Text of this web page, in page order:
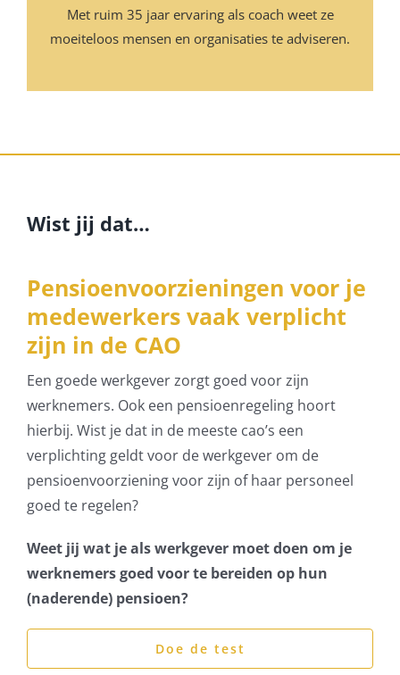
Met ruim 35 jaar ervaring als coach weet ze
moeiteloos mensen en organisaties te adviseren.
Wist jij dat…
Pensioenvoorzieningen voor je
medewerkers vaak verplicht
zijn in de CAO
Een goede werkgever zorgt goed voor zijn
werknemers. Ook een pensioenregeling hoort
hierbij. Wist je dat in de meeste cao’s een
verplichting geldt voor de werkgever om de
pensioenvoorziening voor zijn of haar personeel
goed te regelen?
Weet jij wat je als werkgever moet doen om je
werknemers goed voor te bereiden op hun
(naderende) pensioen?
Doe de test